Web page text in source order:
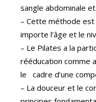
sangle abdominale
– Cette méthode
importe l’âge et le
– Le Pilates a la
rééducation comme
le cadre d’une
– La douceur et le